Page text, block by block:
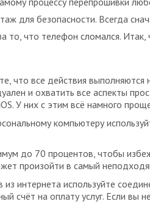
для безопасности. Всегда
то, что телефон сломался.
что все действия выполняются
и охватить все аспекты
У них с этим всё намного
компьютеру
до 70 процентов, чтобы
произойти в самый
интернета используйте
счёт на оплату услуг. Если вы